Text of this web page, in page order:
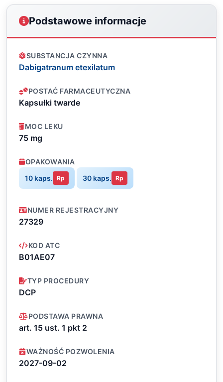
Podstawowe informacje
SUBSTANCJA CZYNNA
Dabigatranum etexilatum
POSTAĆ FARMACEUTYCZNA
Kapsułki twarde
MOC LEKU
75 mg
OPAKOWANIA
10 kaps. Rp 30 kaps. Rp
NUMER REJESTRACYJNY
27329
KOD ATC
B01AE07
TYP PROCEDURY
DCP
PODSTAWA PRAWNA
art. 15 ust. 1 pkt 2
WAŻNOŚĆ POZWOLENIA
2027-09-02